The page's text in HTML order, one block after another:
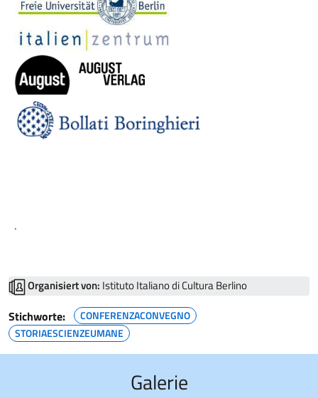
.
Organisiert von: Istituto Italiano di Cultura Berlino
Stichworte:
CONFERENZACONVEGNO
STORIAESCIENZEUMANE
Galerie